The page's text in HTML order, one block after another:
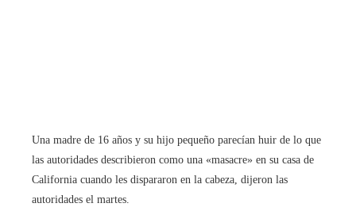
Una madre de 16 años y su hijo pequeño parecían huir de lo que
las autoridades describieron como una «masacre» en su casa de
California cuando les dispararon en la cabeza, dijeron las
autoridades el martes.